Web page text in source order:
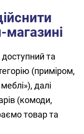
та
(приміром,
далі
(комоди,
товар та